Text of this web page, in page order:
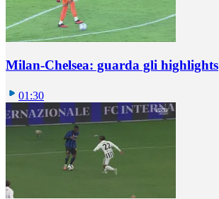
Milan-Chelsea: guarda gli highlights
01:30